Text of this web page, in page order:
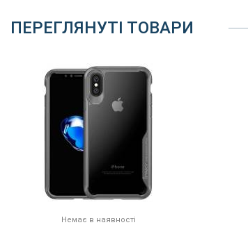
ПЕРЕГЛЯНУТІ ТОВАРИ
Немає в наявності